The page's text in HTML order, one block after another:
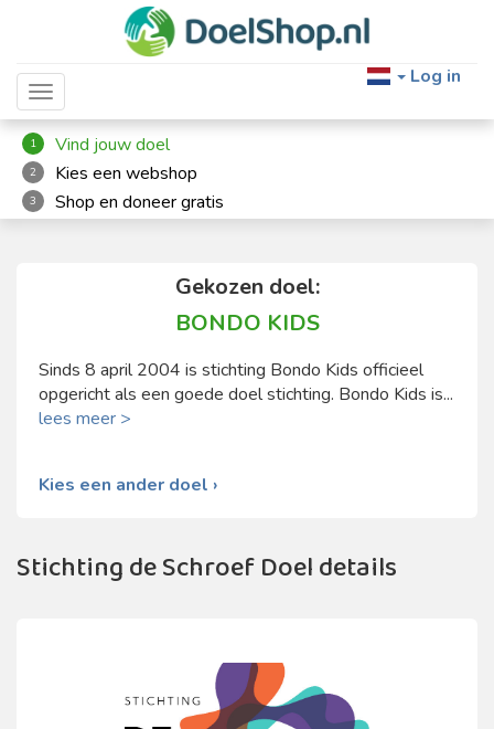
Toggle navigation
Log in
1 Vind jouw doel
2 Kies een webshop
3 Shop en doneer gratis
Gekozen doel:
BONDO KIDS
Sinds 8 april 2004 is stichting Bondo Kids officieel
opgericht als een goede doel stichting. Bondo Kids is...
lees meer >
Kies een ander doel ›
Stichting de Schroef Doel details